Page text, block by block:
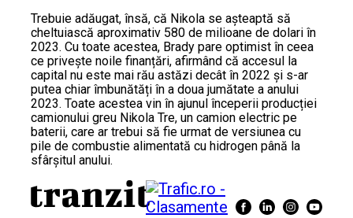
Trebuie adăugat, însă, că Nikola se așteaptă să
cheltuiască aproximativ 580 de milioane de dolari în
2023. Cu toate acestea, Brady pare optimist în ceea
ce privește noile finanțări, afirmând că accesul la
capital nu este mai rău astăzi decât în 2022 și s-ar
putea chiar îmbunătăți în a doua jumătate a anului
2023. Toate acestea vin în ajunul începerii producției
camionului greu Nikola Tre, un camion electric pe
baterii, care ar trebui să fie urmat de versiunea cu
pile de combustie alimentată cu hidrogen până la
sfârșitul anului.